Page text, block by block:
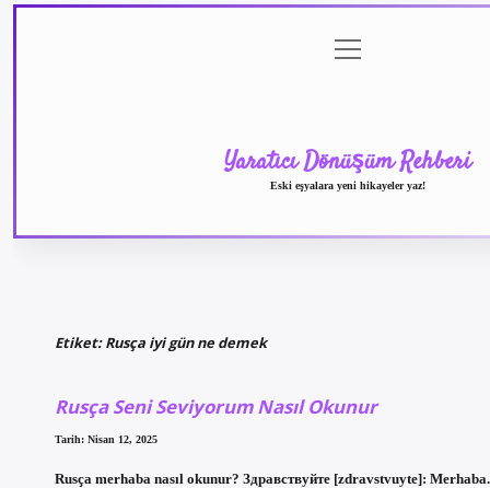
Gizlilik Politikasımenüyü
aç
Yaratıcı Dönüşüm Rehberi
Eski eşyalara yeni hikayeler yaz!
Etiket:Rusça iyi gün ne demek
Rusça Seni Seviyorum Nasıl Okunur
Tarih: Nisan 12, 2025
Rusça merhaba nasıl okunur? Здравствуйте [zdravstvuyte]: Merhaba.